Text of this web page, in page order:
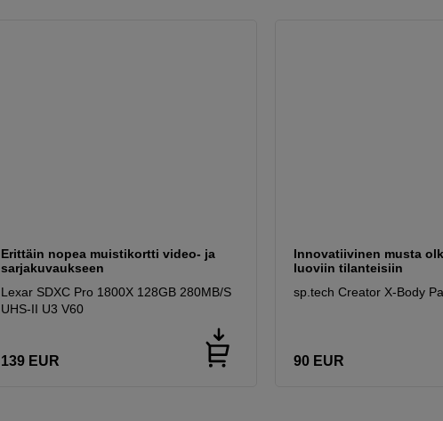
Erittäin nopea muistikortti video- ja
sarjakuvaukseen
Lexar SDXC Pro 1800X 128GB 280MB/S
UHS-II U3 V60
139 EUR
Innovatiivinen musta
luoviin tilanteisiin
sp.tech Creator X-Body
90 EUR